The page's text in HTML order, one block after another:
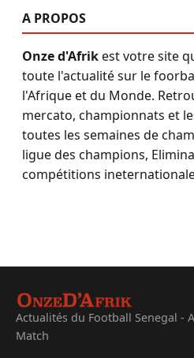
A PROPOS
Onze d'Afrikest votre site
toute l'actualité sur le
l'Afrique et du Monde.
mercato, championnats et
toutes les semaines de
ligue des champions,
compétitions
Actualités du Football Senegal -
Match